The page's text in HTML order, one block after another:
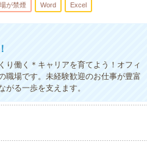
が禁煙 Word Excel
り働く＊キャリアを育てよう！オフィ
職場です。未経験歓迎のお仕事が豊富
る一歩を支えます。